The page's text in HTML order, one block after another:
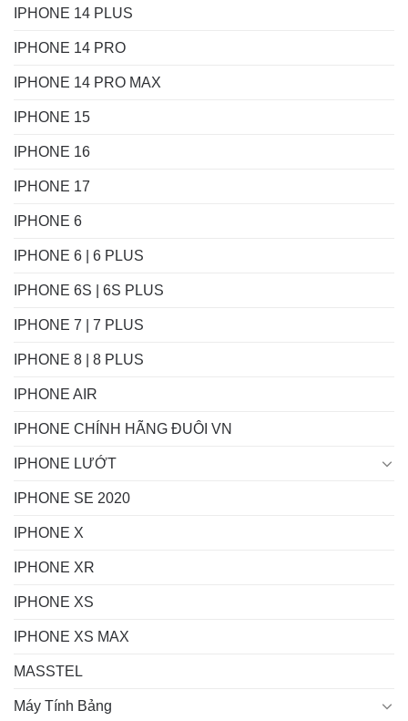
IPHONE 14 PLUS
IPHONE 14 PRO
IPHONE 14 PRO MAX
IPHONE 15
IPHONE 16
IPHONE 17
IPHONE 6
IPHONE 6 | 6 PLUS
IPHONE 6S | 6S PLUS
IPHONE 7 | 7 PLUS
IPHONE 8 | 8 PLUS
IPHONE AIR
IPHONE CHÍNH HÃNG ĐUÔI VN
IPHONE LƯỚT
IPHONE SE 2020
IPHONE X
IPHONE XR
IPHONE XS
IPHONE XS MAX
MASSTEL
Máy Tính Bảng